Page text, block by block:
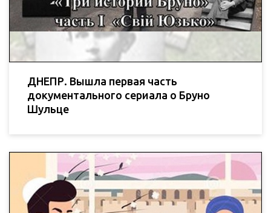
ДНЕПР. Вышла первая часть
документального сериала о Бруно
Шульце